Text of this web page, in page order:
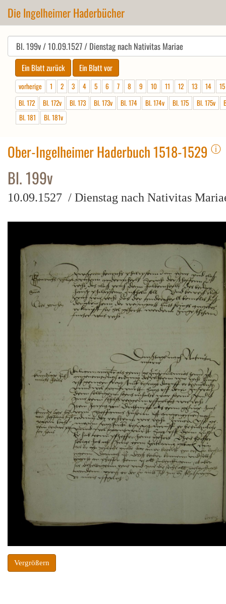
Die Ingelheimer Haderbücher
vorherige 1 2 3 4 5 6 7 8 9 10 11 12 13 14
15
Bl. 172
Bl. 172v Bl. 173 Bl. 173v Bl. 174 Bl. 174v Bl. 175 Bl. 175v
Bl. 181
Bl. 181v
Ober-Ingelheimer Haderbuch 1518-1529 ⓘ
Bl. 199v
10.09.1527 / Dienstag nach Nativitas
Vergrößern